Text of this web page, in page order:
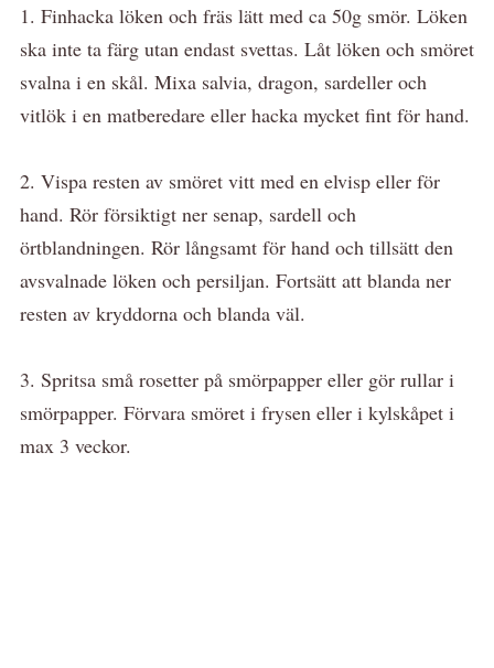
1. Finhacka löken och fräs lätt med ca 50g smör. Löken
ska inte ta färg utan endast svettas. Låt löken och smöret
svalna i en skål. Mixa salvia, dragon, sardeller och
vitlök i en matberedare eller hacka mycket fint för hand.
2. Vispa resten av smöret vitt med en elvisp eller för
hand. Rör försiktigt ner senap, sardell och
örtblandningen. Rör långsamt för hand och tillsätt den
avsvalnade löken och persiljan. Fortsätt att blanda ner
resten av kryddorna och blanda väl.
3. Spritsa små rosetter på smörpapper eller gör rullar i
smörpapper. Förvara smöret i frysen eller i kylskåpet i
max 3 veckor.